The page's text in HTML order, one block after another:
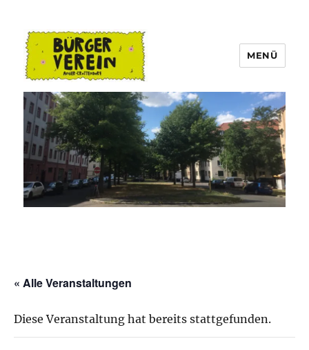
Bürgerverein Anger-Crottendorf
MENÜ
« Alle Veranstaltungen
Diese Veranstaltung hat bereits stattgefunden.